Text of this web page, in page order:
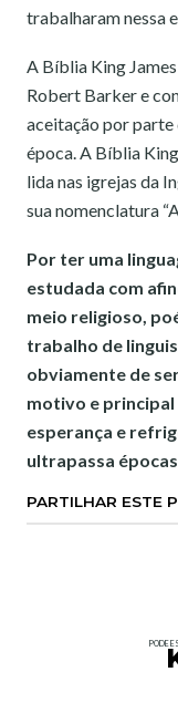
trabalharam nessa
A Bíblia King
Robert Barker e
aceitação por parte
época. A Bíblia
lida nas igrejas da
sua nomenclatura
Por ter uma
estudada com
meio religioso,
trabalho de
obviamente de
motivo e
esperança e
ultrapassa
PARTILHAR ESTE
PODE